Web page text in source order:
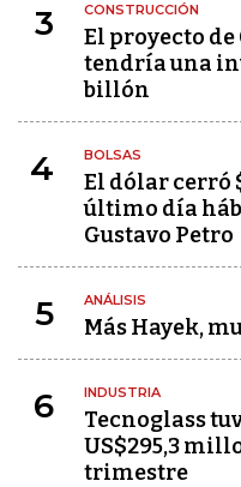
3 CONSTRUCCIÓN
El proyecto de
tendría una
billón
4 BOLSAS
El dólar cerró
último día
Gustavo Petro
5 ANÁLISIS
Más Hayek,
6 INDUSTRIA
Tecnoglass
US$295,3
trimestre